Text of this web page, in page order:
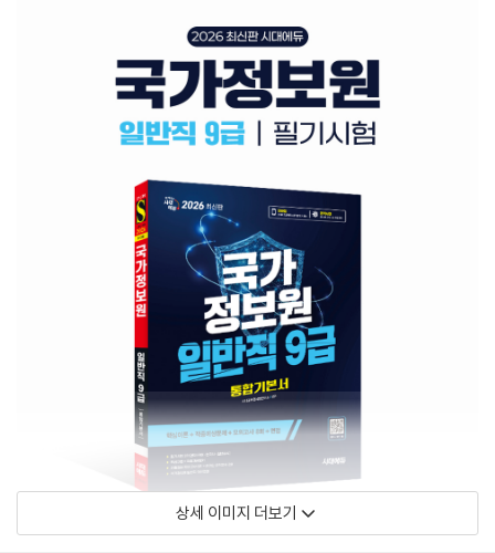
상세 이미지 더보기